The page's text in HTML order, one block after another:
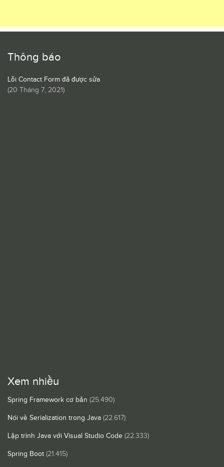
Thông báo
Lỗi Contact Form đã được sửa
(20 Tháng 7, 2021)
Xem nhiều
Spring Framework cơ bản (25.490)
Nói về Serialization trong Java (22.617)
Lập trình Java với Visual Studio Code (22.333)
Spring Boot (21.415)